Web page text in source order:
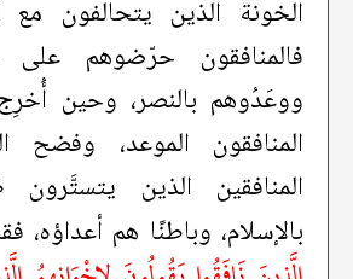
الخونة الذين يتحالفون مع
فالمنافقون حرّضوهم
ووعَدُوهم بالنصر، وحين
المنافقون الموعد،
المنافقين الذين يتستَّرون
بالإسلام، وباطنًا هم أعداؤه،